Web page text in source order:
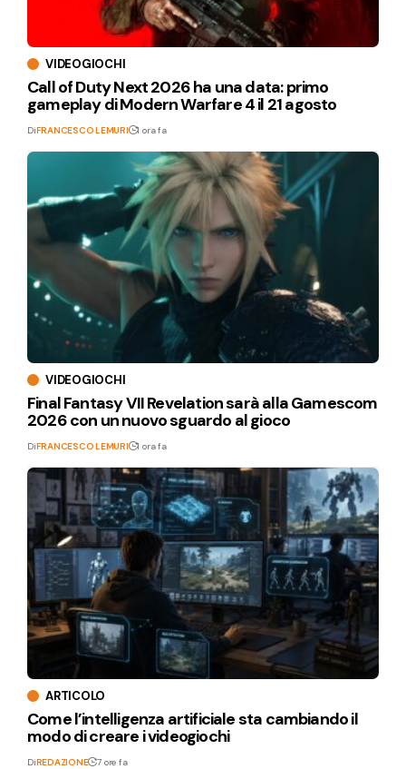
VIDEOGIOCHI
Call of Duty Next 2026 ha una data: primo
gameplay di Modern Warfare 4 il 21 agosto
DiFRANCESCO LEMURI 1 ora fa
VIDEOGIOCHI
Final Fantasy VII Revelation sarà alla Gamescom
2026 con un nuovo sguardo al gioco
DiFRANCESCO LEMURI 1 ora fa
ARTICOLO
Come l’intelligenza artificiale sta cambiando il
modo di creare i videogiochi
DiREDAZIONE 7 ore fa